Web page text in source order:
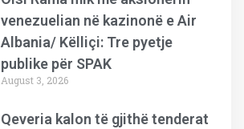
venezuelian në kazinonë e Air
Albania/ Këlliçi: Tre pyetje
publike për SPAK
August 3, 2026
Qeveria kalon të gjithë tenderat